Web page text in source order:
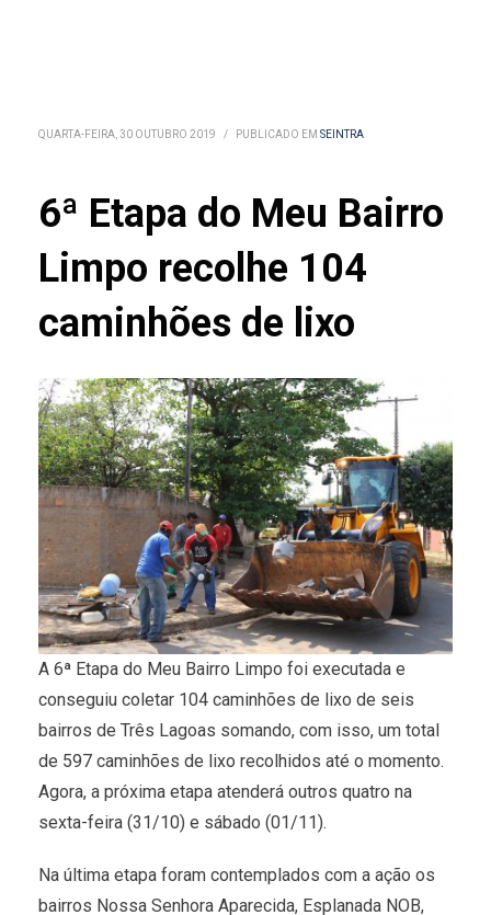
QUARTA-FEIRA, 30 OUTUBRO 2019 / PUBLICADO EM SEINTRA
6ª Etapa do Meu Bairro
Limpo recolhe 104
caminhões de lixo
A 6ª Etapa do Meu Bairro Limpo foi executada e
conseguiu coletar 104 caminhões de lixo de seis
bairros de Três Lagoas somando, com isso, um total
de 597 caminhões de lixo recolhidos até o momento.
Agora, a próxima etapa atenderá outros quatro na
sexta-feira (31/10) e sábado (01/11).
Na última etapa foram contemplados com a ação os
bairros Nossa Senhora Aparecida, Esplanada NOB,